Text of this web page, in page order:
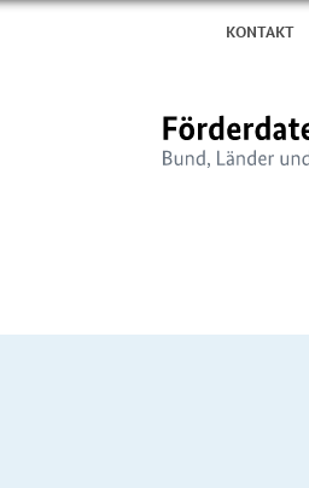
KONTAKT